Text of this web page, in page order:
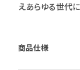
えあらゆる世代に
商品仕様